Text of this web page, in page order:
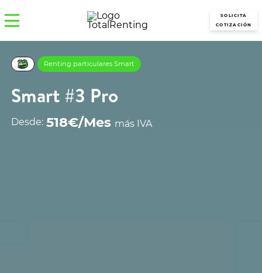
SOLICITA
COTIZACIÓN
Renting particulares Smart
Smart #3 Pro
Desde: 518€/Mes más IVA